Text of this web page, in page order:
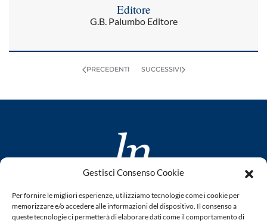
Gestisci Consenso Cookie
Per fornire le migliori esperienze, utilizziamo tecnologie come i cookie per
memorizzare e/o accedere alle informazioni del dispositivo. Il consenso a
queste tecnologie ci permetterà di elaborare dati come il comportamento di
Editore
G.B. Palumbo Editore
PRECEDENTI SUCCESSIVI
www.laletteraturaenoi.it
fondato da Romano Luperini